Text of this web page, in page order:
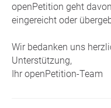
openPetition geht
eingereicht oder
Wir bedanken uns
Unterstützung,
Ihr openPetition-Team